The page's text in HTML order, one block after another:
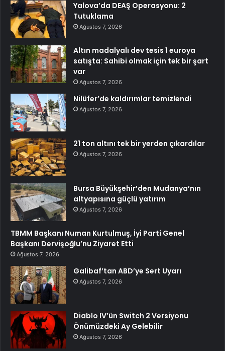
Yalova’da DEAŞ Operasyonu: 2
Tutuklama
Ağustos 7, 2026
Altın madalyalı dev tesis 1 euroya
satışta: Sahibi olmak için tek bir şart
var
Ağustos 7, 2026
Nilüfer’de kaldırımlar temizlendi
Ağustos 7, 2026
21 ton altını tek bir yerden çıkardılar
Ağustos 7, 2026
Bursa Büyükşehir’den Mudanya’nın
altyapısına güçlü yatırım
Ağustos 7, 2026
TBMM Başkanı Numan Kurtulmuş, İyi Parti Genel
Başkanı Dervişoğlu’nu Ziyaret Etti
Ağustos 7, 2026
Galibaf’tan ABD’ye Sert Uyarı
Ağustos 7, 2026
Diablo IV’ün Switch 2 Versiyonu
Önümüzdeki Ay Gelebilir
Ağustos 7, 2026